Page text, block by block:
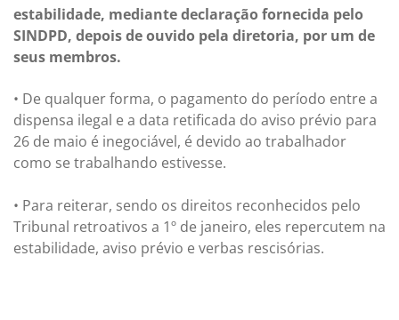
estabilidade, mediante declaração fornecida pelo
SINDPD, depois de ouvido pela diretoria, por um de
seus membros.
• De qualquer forma, o pagamento do período entre a
dispensa ilegal e a data retificada do aviso prévio para
26 de maio é inegociável, é devido ao trabalhador
como se trabalhando estivesse.
• Para reiterar, sendo os direitos reconhecidos pelo
Tribunal retroativos a 1º de janeiro, eles repercutem na
estabilidade, aviso prévio e verbas rescisórias.